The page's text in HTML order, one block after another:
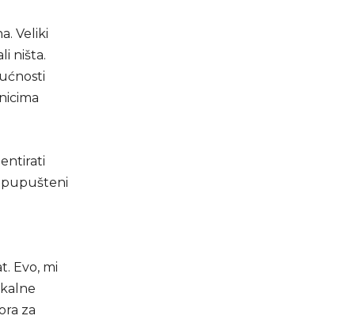
Veliki
ništa.
Evo, mi
za